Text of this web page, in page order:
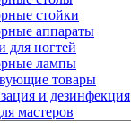
стойки
аппараты
для ногтей
лампы
товары
и дезинфекция
мастеров